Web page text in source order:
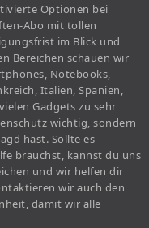
Optionen bei
Abo mit tollen
im Blick und
Bereichen schauen wir
Notebooks,
Italien, Spanien,
Gadgets zu sehr
wichtig, sondern
hast. Sollte es
brauchst, kannst du uns
und wir helfen dir
wir auch den
damit wir alle